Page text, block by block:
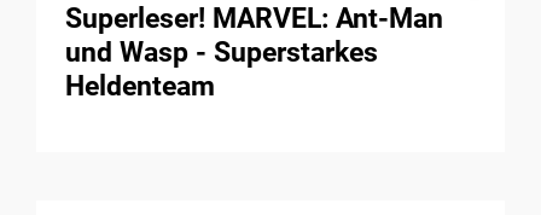
Superleser! MARVEL: Ant-Man
und Wasp - Superstarkes
Heldenteam